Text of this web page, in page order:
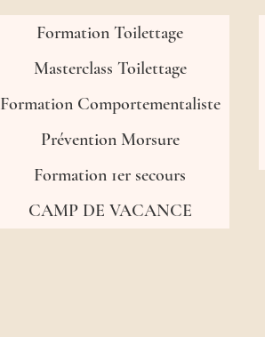
Formation Toilettage
Masterclass Toilettage
Formation Comportementaliste
Prévention Morsure
Formation 1er secours
CAMP DE VACANCE